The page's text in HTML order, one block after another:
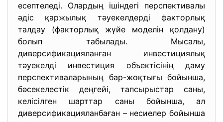
есептеледі. Олардың ішіндегі перспективалы
әдіс қаржылық тәуекелдерді факторлық
талдау (факторлық жүйе моделін қолдану)
болып табылады. Мысалы,
диверсификацияланған инвестициялық
тәуекелді инвестиция объектісінің даму
перспективаларының бар-жоқтығы бойынша,
бәсекелестік деңгейі, тапсырыстар саны,
келісілген шарттар саны бойынша, ал
диверсификацияланбаған – несиелер бойынша